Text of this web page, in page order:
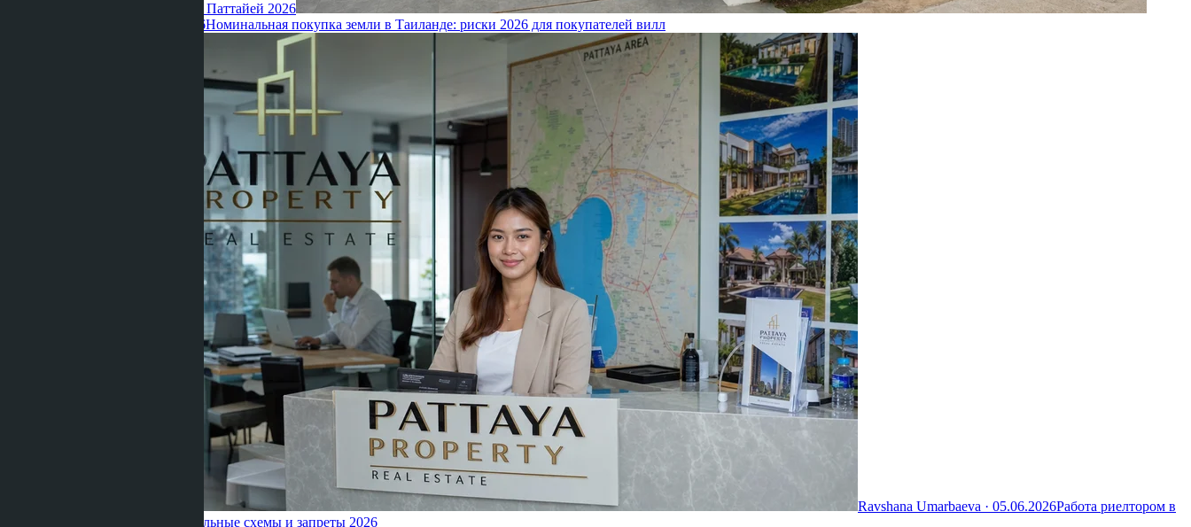
дешевле 10,000 бат: сравнение с Паттайей 2026
06.06.2026Номинальная покупка земли в Таиланде: риски 2026 для покупателей вилл
Ravshana Umarbaeva · 05.06.2026Работа риелтором в
Таиланде для иностранцев: легальные схемы и запреты 2026